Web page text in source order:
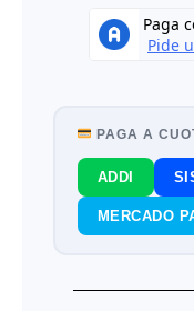
PAGA A
ADDI
MERCADO